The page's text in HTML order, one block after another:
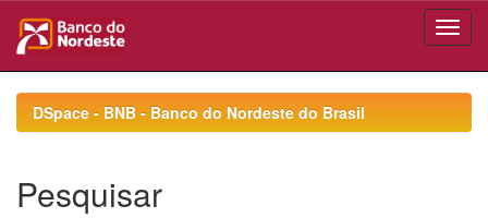
navigationDSpace - BNB - Banco do Nordeste do Brasil
Pesquisar